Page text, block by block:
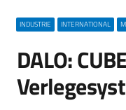
INDUSTRIE INTERNATIONAL
DALO: